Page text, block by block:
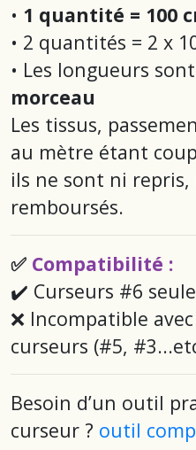
• 1 quantité = 100
• 2 quantités = 2 x
• Les longueurs sont
morceau
Les tissus,
au mètre étant
ils ne sont ni repris,
remboursés.
✅ Compatibilité :
✔️ Curseurs #6
❌ Incompatible
curseurs (#5,
Besoin d’un outil
curseur ? outil